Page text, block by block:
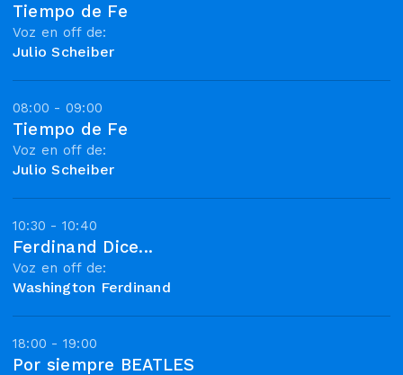
Tiempo de Fe
Voz en off de:
Julio Scheiber
08:00 - 09:00
Tiempo de Fe
Voz en off de:
Julio Scheiber
10:30 - 10:40
Ferdinand Dice...
Voz en off de:
Washington Ferdinand
18:00 - 19:00
Por siempre BEATLES